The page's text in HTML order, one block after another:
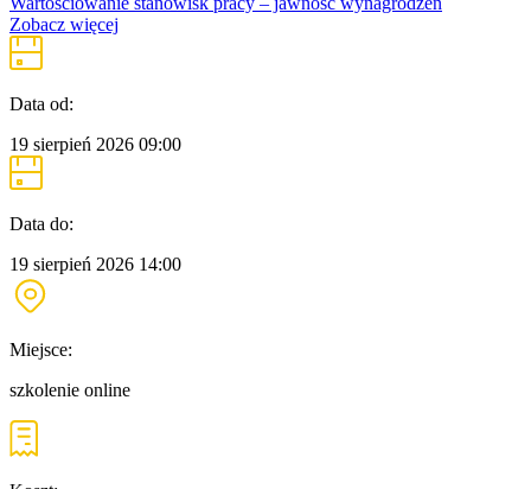
Zobacz więcej
Data od:
19 sierpień 2026 09:00
Data do:
19 sierpień 2026 14:00
Miejsce:
szkolenie online